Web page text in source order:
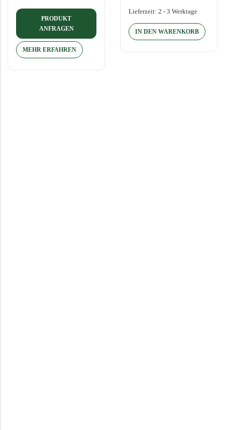
PRODUKT
ANFRAGEN
MEHR ERFAHREN
Lieferzeit: 2 - 3 Werktage
IN DEN WARENKORB